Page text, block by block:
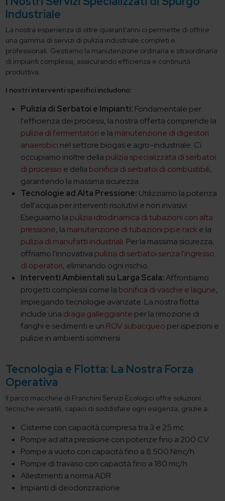
Industriale
La nostra esperienza di oltre quarant'anni ci permette di offrire
una gamma di servizi di pulizia industriale completi e
professionali. Gestiamo la manutenzione ordinaria e straordinaria
di impianti complessi, assicurando efficienza e continuità
produttiva.
I nostri interventi specifici includono:
Pulizia di Serbatoi e Impianti: Fondamentale per
l'efficienza dei processi, la nostra offerta comprende la
pulizia di fermentatori e la manutenzione di digestori
anaerobici nel settore biogas e agro-industriale. Ci
occupiamo inoltre della pulizia specializzata di serbatoi
di processo e della bonifica di serbatoi di combustibili,
garantendo la massima sicurezza.
Tecnologie ad Alta Pressione: Utilizziamo la potenza
dell'acqua per interventi risolutivi e non invasivi.
Eseguiamo la pulizia idrodinamica di tubazioni con alta
pressione, la manutenzione di tubazioni pipe rack e la
pulizia di manufatti industriali. Per la massima sicurezza,
offriamo l'innovativa pulizia di serbatoi senza l'ingresso
di operatori, eliminando ogni rischio.
Interventi Ambientali su Larga Scala:Affrontiamo
progetti complessi come la bonifica di vasche e lagune,
impiegando tecnologie avanzate. La nostra flotta
include una draga galleggiante per la rimozione di
fanghi e sedimenti e un ROV subacqueo per ispezioni e
pulizie in ambienti sommersi.
Tecnologia e Flotta: La Nostra Forza
Operativa
Il parco macchine di Franchini Servizi Ecologici offre soluzioni
tecniche versatili, capaci di soddisfare ogni esigenza, grazie a:
Cisterne con capacità compresa tra 3 e 25 mc
Pompe ad alta pressione con potenze fino a 200 CV
Pompe a vuoto con capacità fino a 8.500 Nmc/h
Pompe di travaso con capacità fino a 180 mc/h
Allestimenti a norma ADR
Impianti di deodorizzazione